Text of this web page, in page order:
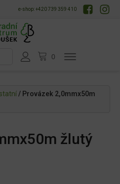
e-shop: +420 739 359 410
/ Provázek 2,0mmx50m
žlutý